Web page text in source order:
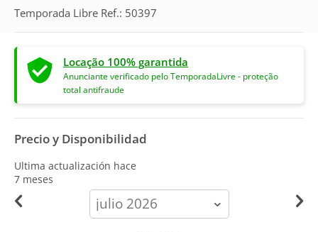
Temporada Libre Ref.: 50397
Locação 100% garantida
Anunciante verificado pelo TemporadaLivre - proteção
total antifraude
Precio y Disponibilidad
Ultima actualización hace
7 meses
calendar-
month